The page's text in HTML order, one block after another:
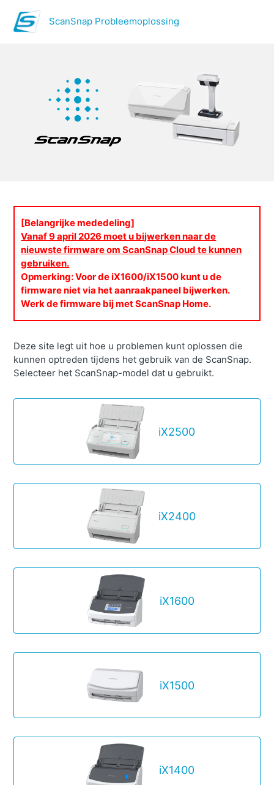
ScanSnap Probleemoplossing
[Belangrijke mededeling]
Vanaf 9 april 2026 moet u bijwerken naar de
nieuwste firmware om ScanSnap Cloud te kunnen
gebruiken.
Opmerking: Voor de iX1600/iX1500 kunt u de
firmware niet via het aanraakpaneel bijwerken.
Werk de firmware bij met ScanSnap Home.
Categorieën
Deze site legt uit hoe u problemen kunt oplossen die
kunnen optreden tijdens het gebruik van de ScanSnap.
Selecteer het ScanSnap-model dat u gebruikt.
iX2500
iX2400
iX1600
iX1500
iX1400